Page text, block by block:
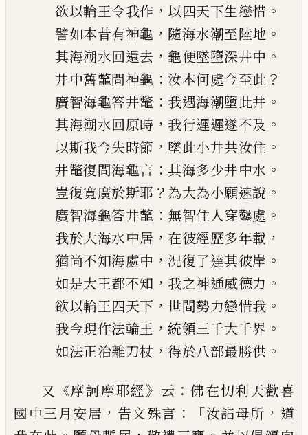
欲以輪王令我作 ， 以四天下生戀惜 。
譬如本昔有神龜 ， 隨海水潮至陸地 。
其海潮水回還去 ， 龜便墜墮深井中 。
井中舊鼈問神龜 ： 汝本何處今至此 ？
廣智海龜答井鼈 ： 我遇海潮墮此井 。
其海潮水回原時 ， 我行遲遲遂不及 。
以斯我今失時節 ， 墜此小井共汝住 。
井鼈復問海龜言 ： 其海多少井中水 。
豈復寬廣於斯耶 ？ 為大為小願速說 。
廣智海龜答井鼈 ： 無智住人穿鑿處 。
我於大海水中居 ， 在彼經歷多年載 ，
猶尚不知海處中 ， 況復了達其彼岸 。
如是大王都不知 ， 我之神通威德力 。
欲以輪王四天下 ， 世間勢力戀惜我 。
我今現作法輪王 ， 統領三千大千界 。
如法正治離刀杖 ， 得於八部最勝供 。
又 《摩訶摩耶經》 云 ：佛在忉利天歡喜
國中三月安居 ， 告文殊言 ：「汝詣母所 ， 道